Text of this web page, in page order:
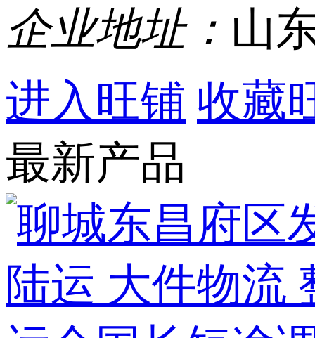
企业地址： 山
进入旺铺 收藏
最新产品